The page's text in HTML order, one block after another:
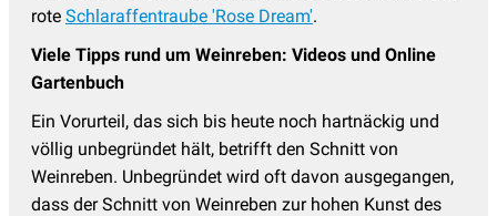
rote Schlaraffentraube 'Rose Dream'.
Viele Tipps rund um Weinreben: Videos und Online
Gartenbuch
Ein Vorurteil, das sich bis heute noch hartnäckig und
völlig unbegründet hält, betrifft den Schnitt von
Weinreben. Unbegründet wird oft davon ausgegangen,
dass der Schnitt von Weinreben zur hohen Kunst des